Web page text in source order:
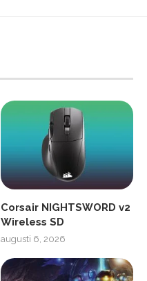
Corsair NIGHTSWORD v2
Wireless SD
augusti 6, 2026